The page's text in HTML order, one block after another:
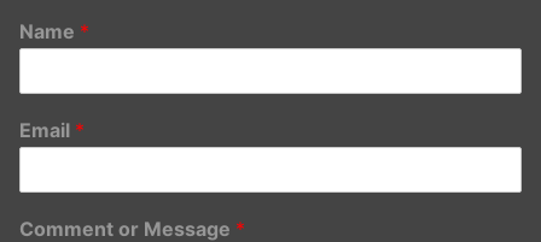
Name *
Email *
Comment or Message *